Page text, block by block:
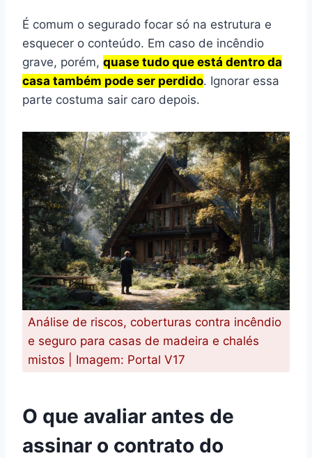
É comum o segurado focar só na estrutura e
esquecer o conteúdo. Em caso de incêndio
grave, porém, quase tudo que está dentro da
casa também pode ser perdido. Ignorar essa
parte costuma sair caro depois.
Análise de riscos, coberturas contra incêndio
e seguro para casas de madeira e chalés
mistos | Imagem: Portal V17
O que avaliar antes de
assinar o contrato do